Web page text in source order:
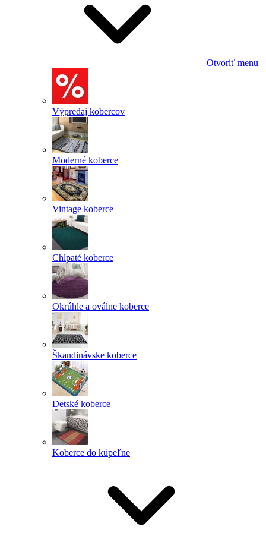
Otvoriť menu
Výpredaj kobercov
Moderné koberce
Vintage koberce
Chlpaté koberce
Okrúhle a oválne koberce
Škandinávske koberce
Detské koberce
Koberce do kúpeľne